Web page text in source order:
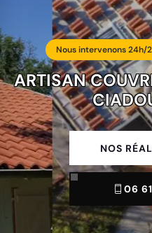
Nous intervenons 24h/
ARTISAN
NOS
06